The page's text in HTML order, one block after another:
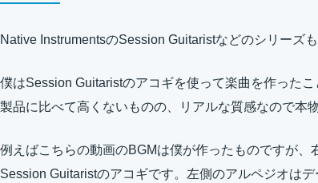
Native InstrumentsのSession Guitaristなどのシリーズも
僕はSession Guitaristのアコギを使って楽曲を作った
製品に比べて高くないものの、リアルな質感なので本
例えばこちらの動画のBGMは僕が作ったものですが
Session Guitaristのアコギです。左側のアルペジオはデ